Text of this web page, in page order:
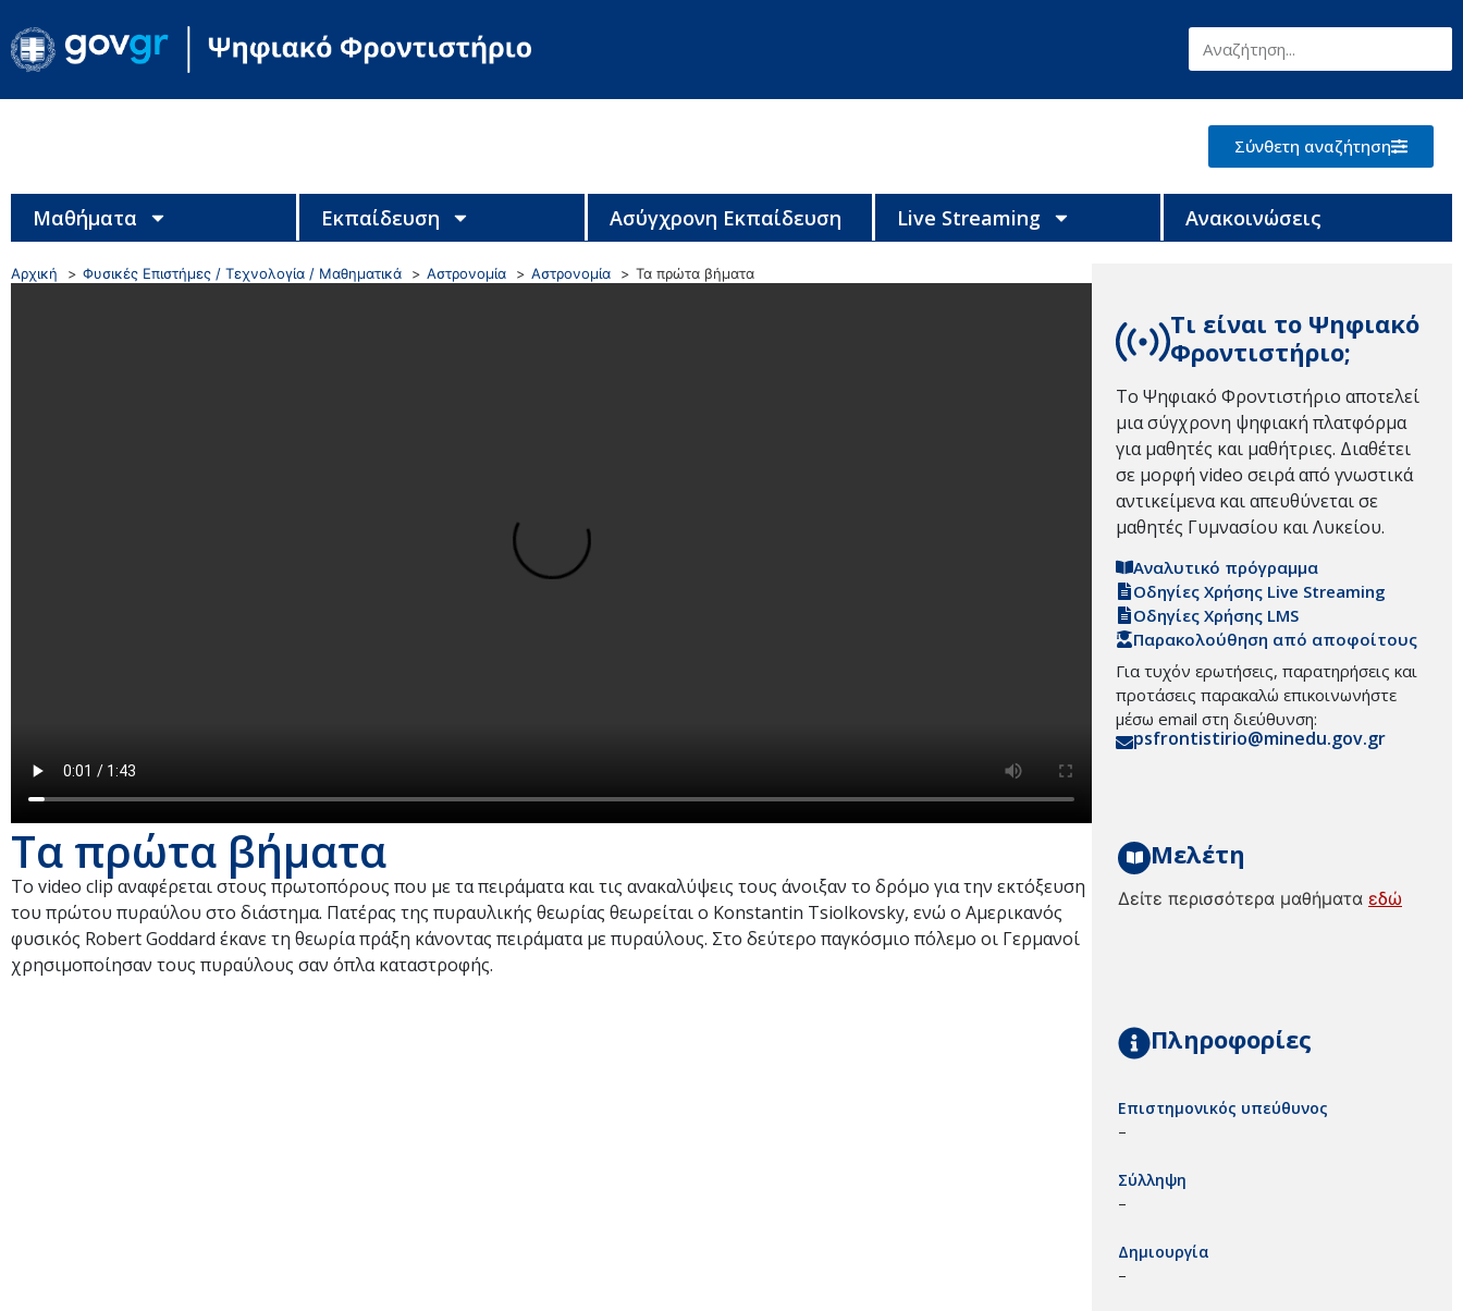
Σύνθετη αναζήτηση
Μαθήματα Εκπαίδευση Ασύγχρονη Εκπαίδευση Live Streaming Ανακοινώσεις
Αρχική Φυσικές Επιστήμες / Τεχνολογία / Μαθηματικά Αστρονομία Αστρονομία Τα πρώτα βήματα
Τα πρώτα βήματα
Το video clip αναφέρεται στους πρωτοπόρους που με τα πειράματα και τις ανακαλύψεις τους άνοιξαν το δρόμο για την εκτόξευση
του πρώτου πυραύλου στο διάστημα. Πατέρας της πυραυλικής θεωρίας θεωρείται ο Konstantin Tsiolkovsky, ενώ ο Αμερικανός
φυσικός Robert Goddard έκανε τη θεωρία πράξη κάνοντας πειράματα με πυραύλους. Στο δεύτερο παγκόσμιο πόλεμο οι Γερμανοί
χρησιμοποίησαν τους πυραύλους σαν όπλα καταστροφής.
Τι είναι το Ψηφιακό
Φροντιστήριο;
Το Ψηφιακό Φροντιστήριο αποτελεί
μια σύγχρονη ψηφιακή πλατφόρμα
για μαθητές και μαθήτριες. Διαθέτει
σε μορφή video σειρά από γνωστικά
αντικείμενα και απευθύνεται σε
μαθητές Γυμνασίου και Λυκείου.
Αναλυτικό πρόγραμμα
Οδηγίες Χρήσης Live Streaming
Οδηγίες Χρήσης LMS
Παρακολούθηση από αποφοίτους
Για τυχόν ερωτήσεις, παρατηρήσεις και
προτάσεις παρακαλώ επικοινωνήστε
μέσω email στη διεύθυνση:
psfrontistirio@minedu.gov.gr
Μελέτη
Δείτε περισσότερα μαθήματα εδώ
Πληροφορίες
Επιστημονικός υπεύθυνος
–
Σύλληψη
–
Δημιουργία
–